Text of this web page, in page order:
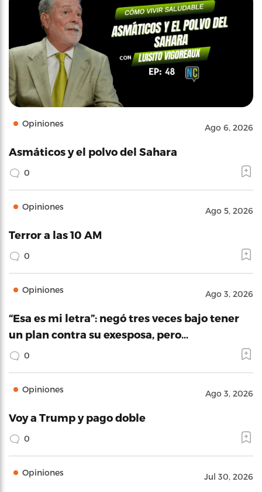
Opiniones Ago 6, 2026
Asmáticos y el polvo del Sahara
0
Opiniones Ago 5, 2026
Terror a las 10 AM
0
Opiniones Ago 3, 2026
“Esa es mi letra”: negó tres veces bajo tener
un plan contra su exesposa, pero…
0
Opiniones Ago 3, 2026
Voy a Trump y pago doble
0
Opiniones Jul 30, 2026